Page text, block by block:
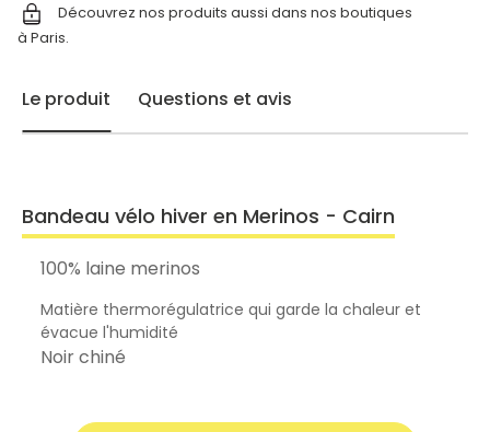
Découvrez nos produits aussi dans nos boutiques
à Paris.
Le produit Questions et avis
Bandeau vélo hiver en Merinos - Cairn
100% laine merinos
Matière thermorégulatrice qui garde la chaleur et
évacue l'humidité
Noir chiné